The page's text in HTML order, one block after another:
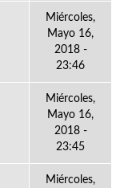
Miércoles,
Mayo 16,
2018 -
23:46
Miércoles,
Mayo 16,
2018 -
23:45
Miércoles,